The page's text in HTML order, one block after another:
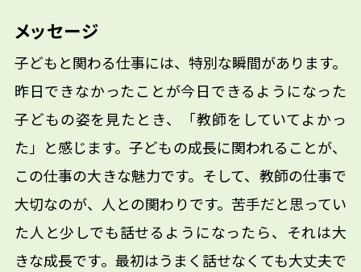
メッセージ
子どもと関わる仕事には、特別な瞬間があります。
昨日できなかったことが今日できるようになった
子どもの姿を見たとき、「教師をしていてよかっ
た」と感じます。子どもの成長に関われることが、
この仕事の大きな魅力です。そして、教師の仕事で
大切なのが、人との関わりです。苦手だと思ってい
た人と少しでも話せるようになったら、それは大
きな成長です。最初はうまく話せなくても大丈夫で